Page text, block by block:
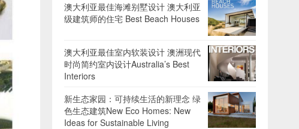
澳大利亚最佳海滩别墅设计 澳大利亚
级建筑师的住宅 Best Beach Houses
澳大利亚最佳室内软装设计 澳洲现代
时尚简约室内设计Australia’s Best
Interiors
新生态家园：可持续生活的新理念 绿
色生态建筑New Eco Homes: New
Ideas for Sustainable Living